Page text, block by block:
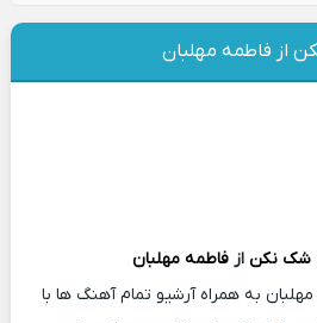
از فاطمه مهلبان
شک نکن از فاطمه مهلبان
به همراه آرشیو تمام آهنگ ها با